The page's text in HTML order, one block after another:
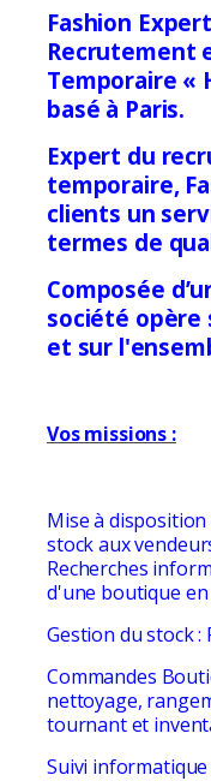
Fashion
Recrutement
Temporaire «
basé à Paris.
Expert du
temporaire,
clients un
termes de
Composée
société opère
et sur
Vos missions :
Mise à
stock aux
Recherches
d'une boutique en
Gestion du stock :
Commandes
nettoyage,
tournant et
Suivi